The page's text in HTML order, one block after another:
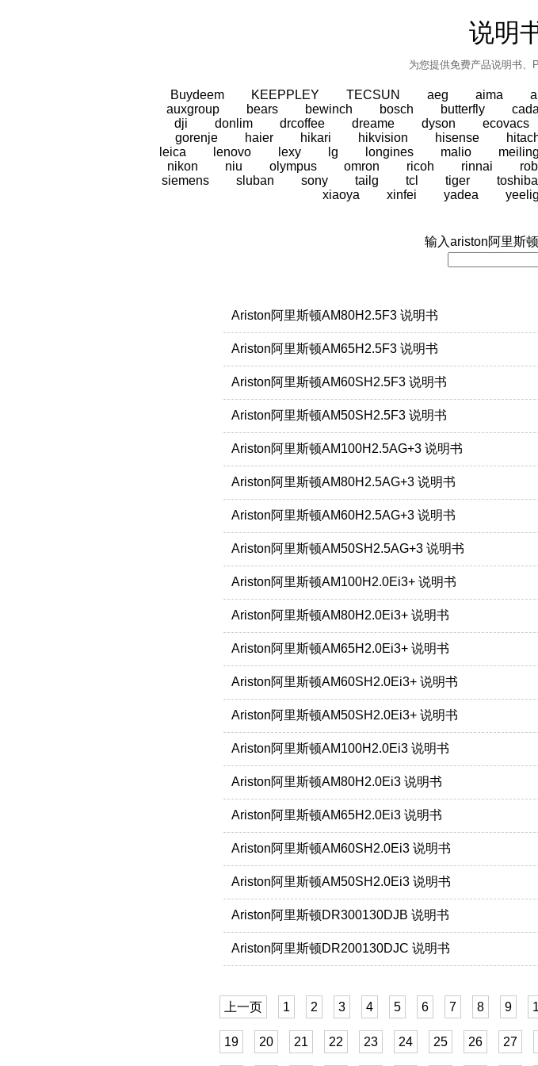
说明
为您提供免费产品说明书、
Buydeem KEEPPLEY TECSUN aeg aima
auxgroup
bears bewinch bosch butterfly cada
dji
donlim drcoffee dreame dyson ecovacs
gorenje
haier hikari hikvision hisense
leica
lenovo lexy lg longines malio meiling
nikon
niu olympus omron ricoh rinnai
siemens
sluban sony tailg tcl tiger toshiba
xiaoya
xinfei yadea
输入ariston阿里斯
Ariston阿里斯顿AM80H2.5F3 说明书
Ariston阿里斯顿AM65H2.5F3 说明书
Ariston阿里斯顿AM60SH2.5F3 说明书
Ariston阿里斯顿AM50SH2.5F3 说明书
Ariston阿里斯顿AM100H2.5AG+3 说明书
Ariston阿里斯顿AM80H2.5AG+3 说明书
Ariston阿里斯顿AM60H2.5AG+3 说明书
Ariston阿里斯顿AM50SH2.5AG+3 说明书
Ariston阿里斯顿AM100H2.0Ei3+ 说明书
Ariston阿里斯顿AM80H2.0Ei3+ 说明书
Ariston阿里斯顿AM65H2.0Ei3+ 说明书
Ariston阿里斯顿AM60SH2.0Ei3+ 说明书
Ariston阿里斯顿AM50SH2.0Ei3+ 说明书
Ariston阿里斯顿AM100H2.0Ei3 说明书
Ariston阿里斯顿AM80H2.0Ei3 说明书
Ariston阿里斯顿AM65H2.0Ei3 说明书
Ariston阿里斯顿AM60SH2.0Ei3 说明书
Ariston阿里斯顿AM50SH2.0Ei3 说明书
Ariston阿里斯顿DR300130DJB 说明书
Ariston阿里斯顿DR200130DJC 说明书
上一页 1 2 3 4 5 6 7 8 9
19 20 21 22 23 24 25 26 27